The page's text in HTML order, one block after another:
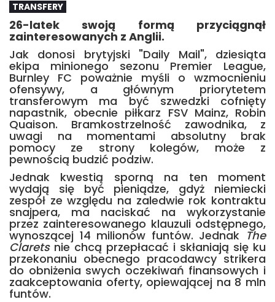
TRANSFERY
26-latek swoją formą przyciągnął
zainteresowanych z Anglii.
Jak donosi brytyjski "Daily Mail", dziesiąta
ekipa minionego sezonu Premier League,
Burnley FC poważnie myśli o wzmocnieniu
ofensywy, a głównym priorytetem
transferowym ma być szwedzki cofnięty
napastnik, obecnie piłkarz FSV Mainz, Robin
Quaison. Bramkostrzelność zawodnika, z
uwagi na momentami absolutny brak
pomocy ze strony kolegów, może z
pewnością budzić podziw.
Jednak kwestią sporną na ten moment
wydają się być pieniądze, gdyż niemiecki
zespół ze względu na zaledwie rok kontraktu
snajpera, ma naciskać na wykorzystanie
przez zainteresowanego klauzuli odstępnego,
wynoszącej 14 milionów funtów. Jednak The
Claretsnie chcą przepłacać i skłaniają się ku
przekonaniu obecnego pracodawcy strikera
do obniżenia swych oczekiwań finansowych i
zaakceptowania oferty, opiewającej na 8 mln
funtów.